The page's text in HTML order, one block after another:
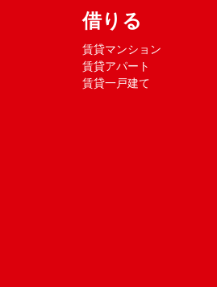
借りる
賃貸マンション
賃貸アパート
賃貸一戸建て